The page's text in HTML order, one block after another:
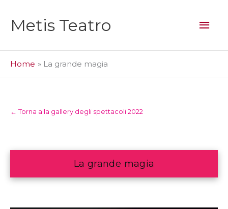
contenuto
Metis Teatro
Home La grande magia
← Torna alla gallery degli spettacoli 2022
La grande magia